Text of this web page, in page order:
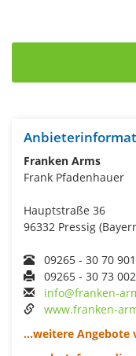
Franken Arms
Frank Pfadenhauer
Hauptstraße 36
96332 Pressig
09265 - 30 70 901
09265 - 30 73 002
info@franken-
www.franken-
...weitere Angebote